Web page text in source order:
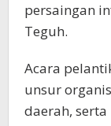
persaingan
Teguh.
Acara
unsur
daerah, serta